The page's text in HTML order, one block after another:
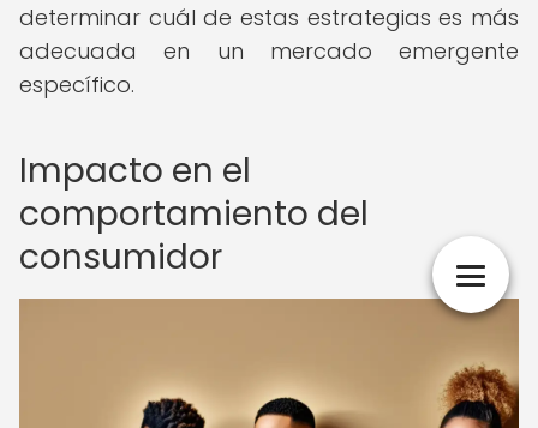
determinar cuál de estas estrategias es más
adecuada en un mercado emergente
específico.
Impacto en el
comportamiento del
consumidor